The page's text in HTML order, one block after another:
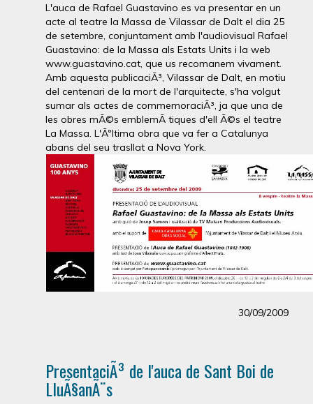
L'auca de Rafael Guastavino es va presentar en un
acte al teatre la Massa de Vilassar de Dalt el dia 25
de setembre, conjuntament amb l'audiovisual Rafael
Guastavino: de la Massa als Estats Units i la web
www.guastavino.cat, que us recomanem vivament.
Amb aquesta publicaciÃ³, Vilassar de Dalt, en motiu
del centenari de la mort de l'arquitecte, s'ha volgut
sumar als actes de commemoraciÃ³, ja que una de
les obres mÃ©s emblemÃ tiques d'ell Ã©s el teatre
La Massa. L'Ãºltima obra que va fer a Catalunya
abans del seu trasllat a Nova York.
30/09/2009
PresentaciÃ³ de l'auca de Sant Boi de
LluÃ§anÃ¨s